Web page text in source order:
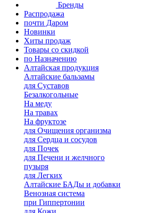
Бренды
Распродажа
почти Даром
Новинки
Хиты продаж
Товары со скидкой
по Назначению
Алтайская продукция
Алтайские бальзамы
для Суставов
Безалкогольные
На меду
На травах
На фруктозе
для Очищения организма
для Сердца и сосудов
для Почек
для Печени и желчного
пузыря
для Легких
Алтайские БАДы и добавки
Венозная система
при Гиппертонии
для Кожи